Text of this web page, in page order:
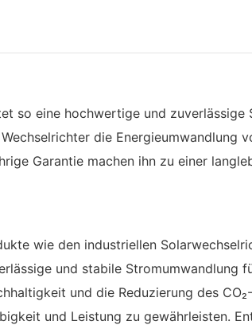
so eine hochwertige und
die Energieumwandlung
Garantie machen ihn zu einer
wie den industriellen
und stabile Stromumwandlung
und die Reduzierung des
und Leistung zu gewährleisten.